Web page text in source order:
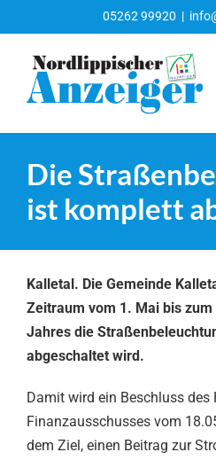
Inhalt
springen
05262 99920 |
Die
ist komplett
Kalletal. Die Gemeinde
Zeitraum vom 1. Mai bis
Jahres die
abgeschaltet wird.
Damit wird ein Beschluss des
Finanzausschusses vom
dem Ziel, einen Beitrag zur